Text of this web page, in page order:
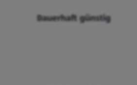
Dauerhaft günstig